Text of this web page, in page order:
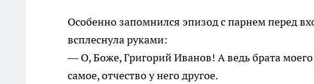
Особенно запомнился эпизод с парнем перед
всплеснула руками:
— О, Боже, Григорий Иванов! А ведь брата
самое, отчество у него другое.